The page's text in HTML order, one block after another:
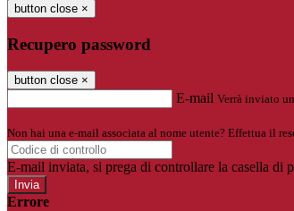
button close ×
Recupero password
button close ×
E-mail Verrà inviato
Non hai una e-mail associata al nome utente? Effettua il
E-mail inviata, si prega di controllare la casella di
Errore